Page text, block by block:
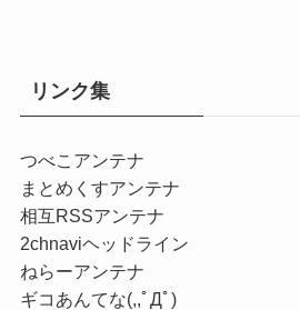
リンク集
つべこアンテナ
まとめくすアンテナ
相互RSSアンテナ
2chnaviヘッドライン
ねらーアンテナ
ギコあんてな(,,ﾟДﾟ)